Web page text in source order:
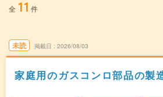
全 11 件
未読 掲載日 2026/08/03
家庭用のガスコンロ部品の製